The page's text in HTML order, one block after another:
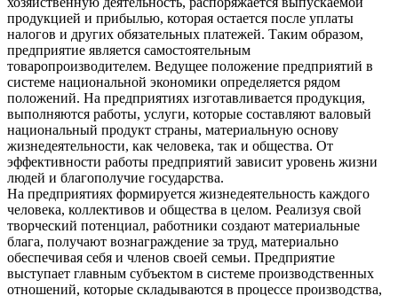
продукцией и прибылью, которая остается после уплаты
налогов и других обязательных платежей. Таким образом,
предприятие является самостоятельным
товаропроизводителем. Ведущее положение предприятий в
системе национальной экономики определяется рядом
положений. На предприятиях изготавливается продукция,
выполняются работы, услуги, которые составляют валовый
национальный продукт страны, материальную основу
жизнедеятельности, как человека, так и общества. От
эффективности работы предприятий зависит уровень жизни
людей и благополучие государства.
На предприятиях формируется жизнедеятельность каждого
человека, коллективов и общества в целом. Реализуя свой
творческий потенциал, работники создают материальные
блага, получают вознаграждение за труд, материально
обеспечивая себя и членов своей семьи. Предприятие
выступает главным субъектом в системе производственных
отношений, которые складываются в процессе производства,